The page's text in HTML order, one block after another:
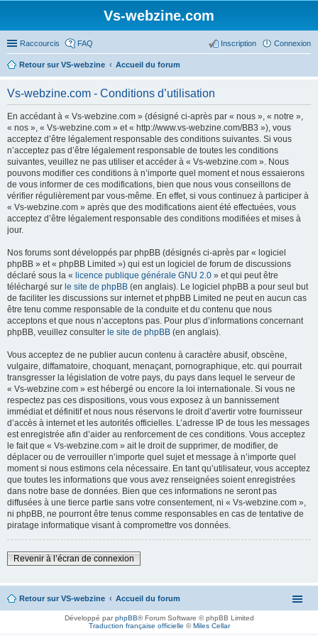
Vs-webzine.com
Raccourcis FAQ Connexion
Inscription
Retour sur VS-webzine Accueil du forum
Vs-webzine.com - Conditions d’utilisation
En accédant à « Vs-webzine.com » (désigné ci-après par « nous », « notre »,
« nos », « Vs-webzine.com » et « http://www.vs-webzine.com/BB3 »), vous
acceptez d’être légalement responsable des conditions suivantes. Si vous
n’acceptez pas d’être légalement responsable de toutes les conditions
suivantes, veuillez ne pas utiliser et accéder à « Vs-webzine.com ». Nous
pouvons modifier ces conditions à n’importe quel moment et nous essaierons
de vous informer de ces modifications, bien que nous vous conseillons de
vérifier régulièrement par vous-même. En effet, si vous continuez à participer à
« Vs-webzine.com » après que des modifications aient été effectuées, vous
acceptez d’être légalement responsable des conditions modifiées et mises à
jour.
Nos forums sont développés par phpBB (désignés ci-après par « logiciel
phpBB » et « phpBB Limited ») qui est un logiciel de forum de discussions
déclaré sous la « licence publique générale GNU 2.0 » et qui peut être
téléchargé sur le site de phpBB (en anglais). Le logiciel phpBB a pour seul but
de faciliter les discussions sur internet et phpBB Limited ne peut en aucun cas
être tenu comme responsable de la conduite et du contenu que nous
acceptons et que nous n’acceptons pas. Pour plus d’informations concernant
phpBB, veuillez consulter le site de phpBB (en anglais).
Vous acceptez de ne publier aucun contenu à caractère abusif, obscène,
vulgaire, diffamatoire, choquant, menaçant, pornographique, etc. qui pourrait
transgresser la législation de votre pays, du pays dans lequel le serveur de
« Vs-webzine.com » est hébergé ou encore la loi internationale. Si vous ne
respectez pas ces dispositions, vous vous exposez à un bannissement
immédiat et définitif et nous nous réservons le droit d’avertir votre fournisseur
d’accès à internet et les autorités officielles. L’adresse IP de tous les messages
est enregistrée afin d’aider au renforcement de ces conditions. Vous acceptez
le fait que « Vs-webzine.com » ait le droit de supprimer, de modifier, de
déplacer ou de verrouiller n’importe quel sujet et message à n’importe quel
moment si nous estimons cela nécessaire. En tant qu’utilisateur, vous acceptez
que toutes les informations que vous avez renseignées soient enregistrées
dans notre base de données. Bien que ces informations ne seront pas
diffusées à une tierce partie sans votre consentement, ni « Vs-webzine.com »,
ni phpBB, ne pourront être tenus comme responsables en cas de tentative de
piratage informatique visant à compromettre vos données.
Revenir à l’écran de connexion
Retour sur VS-webzine Accueil du forum
Développé parphpBB® Forum Software © phpBB Limited
Traduction française officielle ©Miles Cellar